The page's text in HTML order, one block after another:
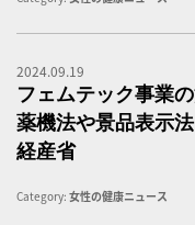
2024.09.19
フェムテック事業
薬機法や景品表示
経産省
Category: 女性の健康ニュース